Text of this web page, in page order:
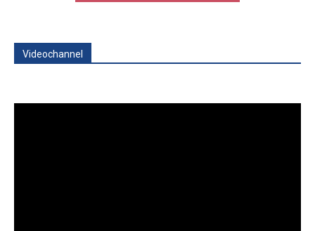
Videochannel